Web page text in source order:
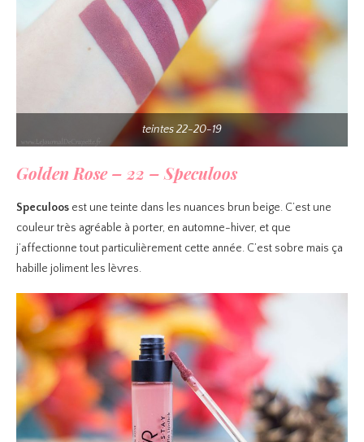
teintes 22-20-19
Golden Rose – 22 – Speculoos
Speculoos est une teinte dans les nuances brun beige. C’est une
couleur très agréable à porter, en automne-hiver, et que
j’affectionne tout particulièrement cette année. C’est sobre mais ça
habille joliment les lèvres.